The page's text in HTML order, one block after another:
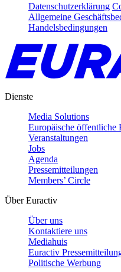
Datenschutzerklärung
Allgemeine
Handelsbedingungen
Dienste
Media Solutions
Europäische öffentliche
Veranstaltungen
Jobs
Agenda
Pressemitteilungen
Members’ Circle
Über Euractiv
Über uns
Kontaktiere uns
Mediahuis
Euractiv
Politische Werbung